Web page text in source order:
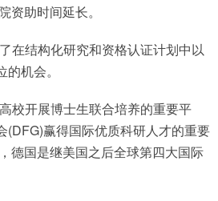
资助时间延长。
在结构化研究和资格认证计划中以
机会。
校开展博士生联合培养的重要平
(DFG)赢得国际优质科研人才的重要
德国是继美国之后全球第四大国际